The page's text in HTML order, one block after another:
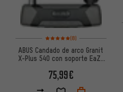
Valoración media: 5 de 5
(8)
ABUS Candado de arco Granit
X-Plus 540 con soporte EaZy
75,99€